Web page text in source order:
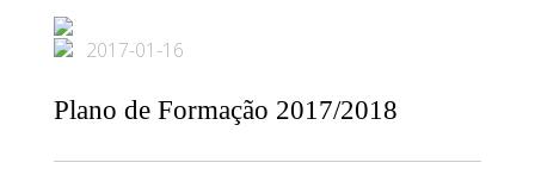
2017-01-16
Plano de Formação 2017/2018